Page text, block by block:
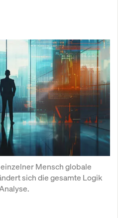
Mensch globale
sich die gesamte Logik